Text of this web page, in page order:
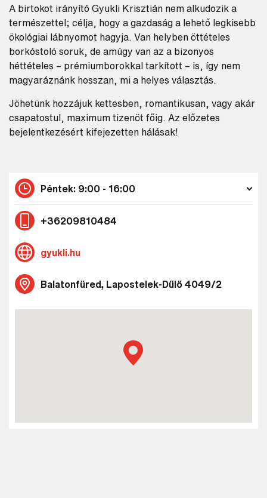
A birtokot irányító Gyukli Krisztián nem alkudozik a
természettel; célja, hogy a gazdaság a lehető legkisebb
ökológiai lábnyomot hagyja. Van helyben öttételes
borkóstoló soruk, de amúgy van az a bizonyos
héttételes – prémiumborokkal tarkított – is, így nem
magyaráznánk hosszan, mi a helyes választás.
Jöhetünk hozzájuk kettesben, romantikusan, vagy akár
csapatostul, maximum tizenöt főig. Az előzetes
bejelentkezésért kifejezetten hálásak!
Péntek: 9:00 - 16:00
+36209810484
gyukli.hu
Balatonfüred, Lapostelek-Dűlő 4049/2